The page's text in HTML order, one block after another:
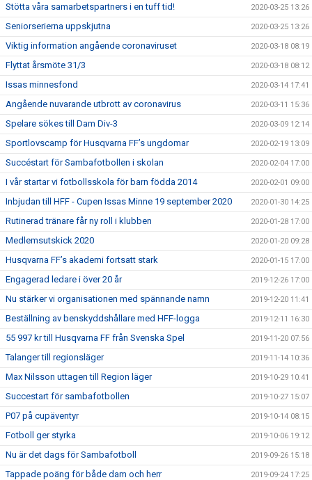
Stötta våra samarbetspartners i en tuff tid! 2020-03-25 13:26
Seniorserierna uppskjutna 2020-03-25 13:26
Viktig information angående coronaviruset 2020-03-18 08:19
Flyttat årsmöte 31/3 2020-03-18 08:12
Issas minnesfond 2020-03-14 17:41
Angående nuvarande utbrott av coronavirus 2020-03-11 15:36
Spelare sökes till Dam Div-3 2020-03-09 12:14
Sportlovscamp för Husqvarna FF’s ungdomar 2020-02-19 13:09
Succéstart för Sambafotbollen i skolan 2020-02-04 17:00
I vår startar vi fotbollsskola för barn födda 2014 2020-02-01 09:00
Inbjudan till HFF - Cupen Issas Minne 19 september 2020 2020-01-30 14:25
Rutinerad tränare får ny roll i klubben 2020-01-28 17:00
Medlemsutskick 2020 2020-01-20 09:28
Husqvarna FF’s akademi fortsatt stark 2020-01-15 17:00
Engagerad ledare i över 20 år 2019-12-26 17:00
Nu stärker vi organisationen med spännande namn 2019-12-20 11:41
Beställning av benskyddshållare med HFF-logga 2019-12-11 16:30
55 997 kr till Husqvarna FF från Svenska Spel 2019-11-20 07:56
Talanger till regionsläger 2019-11-14 10:36
Max Nilsson uttagen till Region läger 2019-10-29 10:41
Succestart för sambafotbollen 2019-10-27 15:07
P07 på cupäventyr 2019-10-14 08:15
Fotboll ger styrka 2019-10-06 19:12
Nu är det dags för Sambafotboll 2019-09-26 15:18
Tappade poäng för både dam och herr 2019-09-24 17:25